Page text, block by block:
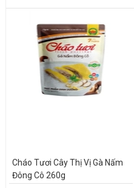
Cháo Tươi Cây Thị Vị Gà Nấm
Đông Cô 260g